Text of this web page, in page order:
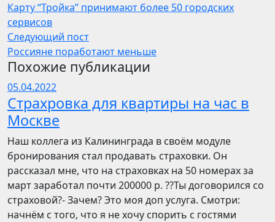
Карту “Тройка” принимают более 50 городских
сервисов
Следующий пост
Россияне поработают меньше
Похожие публикации
05.04.2022
Страхровка для квартиры на час в
Москве
Наш коллега из Калининграда в своём модуле
бронирования стал продавать страховки. Он
рассказал мне, что на страховках на 50 номерах за
март заработал почти 200000 р. ??Ты договорился со
страховой?- Зачем? Это моя доп услуга. Смотри:
начнём с того, что я не хочу спорить с гостями